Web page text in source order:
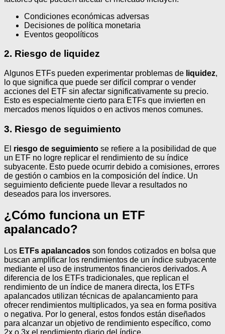
Condiciones económicas adversas
Decisiones de política monetaria
Eventos geopolíticos
2. Riesgo de liquidez
Algunos ETFs pueden experimentar problemas de liquidez,
lo que significa que puede ser difícil comprar o vender
acciones del ETF sin afectar significativamente su precio.
Esto es especialmente cierto para ETFs que invierten en
mercados menos líquidos o en activos menos comunes.
3. Riesgo de seguimiento
El riesgo de seguimiento se refiere a la posibilidad de que
un ETF no logre replicar el rendimiento de su índice
subyacente. Esto puede ocurrir debido a comisiones, errores
de gestión o cambios en la composición del índice. Un
seguimiento deficiente puede llevar a resultados no
deseados para los inversores.
¿Cómo funciona un ETF
apalancado?
Los ETFs apalancados son fondos cotizados en bolsa que
buscan amplificar los rendimientos de un índice subyacente
mediante el uso de instrumentos financieros derivados. A
diferencia de los ETFs tradicionales, que replican el
rendimiento de un índice de manera directa, los ETFs
apalancados utilizan técnicas de apalancamiento para
ofrecer rendimientos multiplicados, ya sea en forma positiva
o negativa. Por lo general, estos fondos están diseñados
para alcanzar un objetivo de rendimiento específico, como